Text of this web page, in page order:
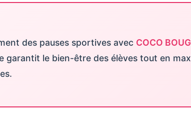
des pauses sportives avec COCO
garantit le bien-être des élèves tout en